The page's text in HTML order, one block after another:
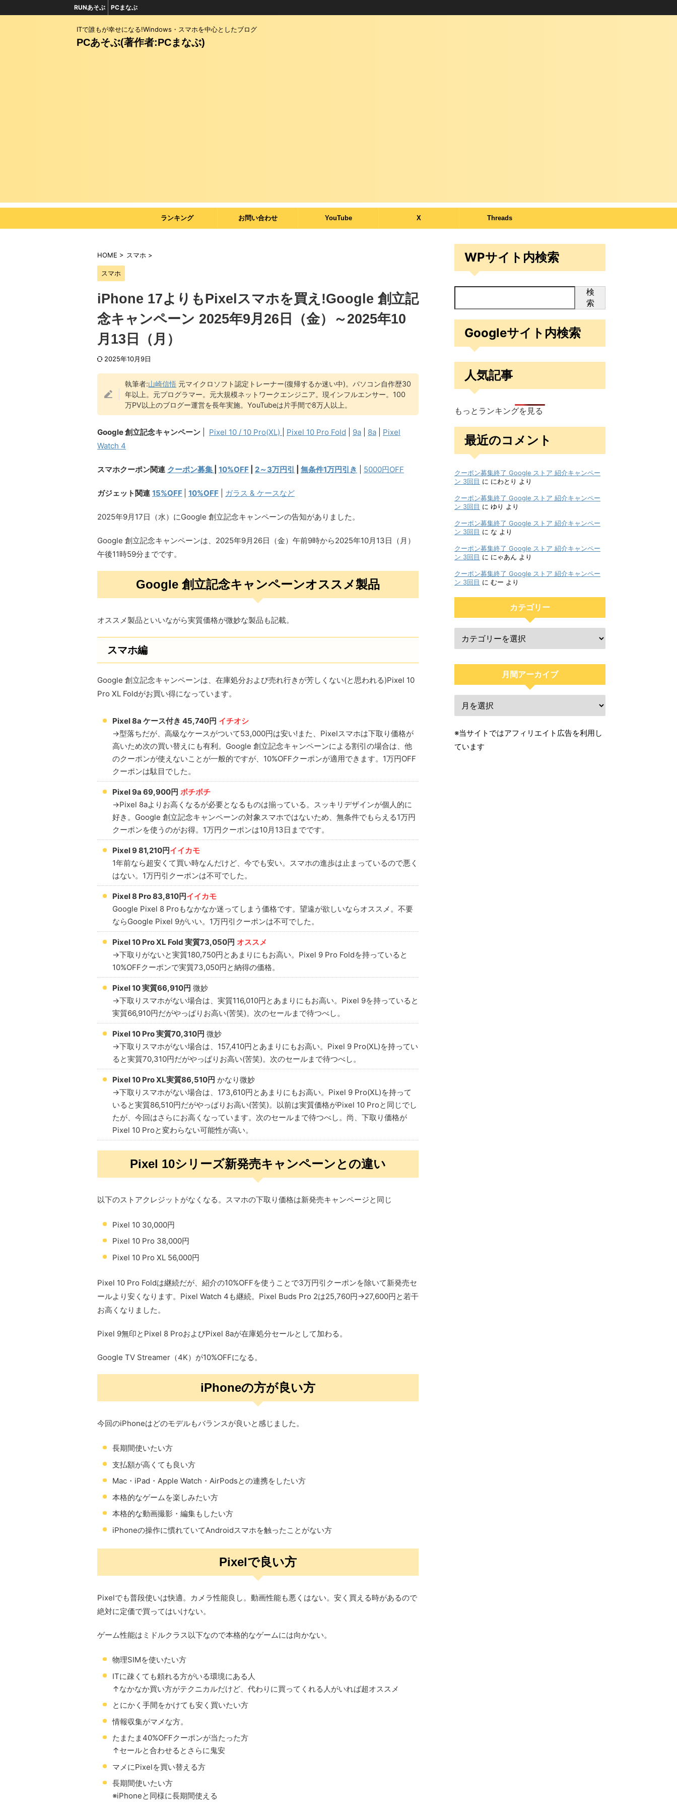
ITで誰もが幸せになる!Windows・スマホを中心としたブログ
PCあそぶ(著作者:PCまなぶ)
RUNあそぶ PCまなぶ
ランキング お問い合わせ YouTube X Threads
HOME > スマホ >
スマホ
iPhone 17よりもPixelスマホを買え!Google 創立記
念キャンペーン 2025年9月26日（金）～2025年10
月13日（月）
2025年10月9日
執筆者:山崎信悟 元マイクロソフト認定トレーナー(復帰するか迷い中)。パソコン自作歴30
年以上。元プログラマー。元大規模ネットワークエンジニア。現インフルエンサー。100
万PV以上のブログー運営を長年実施。YouTubeは片手間で8万人以上。
Google 創立記念キャンペーン Pixel 10 / 10 Pro(XL) Pixel 10 Pro Fold 9a 8a
Pixel
Watch 4
スマホクーポン関連 クーポン募集 10%OFF 2～3万円引 無条件1万円引き 5000円OFF
ガジェット関連 15%OFF 10%OFF ガラス & ケースなど
2025年9月17日（水）にGoogle 創立記念キャンペーンの告知がありました。
Google 創立記念キャンペーンは、2025年9月26日（金）午前9時から2025年10月13日（月）
午後11時59分までです。
Google 創立記念キャンペーンオススメ製品
オススメ製品といいながら実質価格が微妙な製品も記載。
スマホ編
Google 創立記念キャンペーンは、在庫処分および売れ行きが芳しくない(と思われる)Pixel 10
Pro XL Foldがお買い得になっています。
Pixel 8a ケース付き 45,740円 イチオシ
→型落ちだが、高級なケースがついて53,000円は安い!また、Pixelスマホは下取り価格が
高いため次の買い替えにも有利。Google 創立記念キャンペーンによる割引の場合は、他
のクーポンが使えないことが一般的ですが、10%OFFクーポンが適用できます。1万円OFF
クーポンは駄目でした。
Pixel 9a 69,900円 ボチボチ
→Pixel 8aよりお高くなるが必要となるものは揃っている。スッキリデザインが個人的に
好き。Google 創立記念キャンペーンの対象スマホではないため、無条件でもらえる1万円
クーポンを使うのがお得。1万円クーポンは10月13日までです。
Pixel 9 81,210円イイカモ
1年前なら超安くて買い時なんだけど、今でも安い。スマホの進歩は止まっているので悪く
はない。1万円引クーポンは不可でした。
Pixel 8 Pro 83,810円イイカモ
Google Pixel 8 Proもなかなか迷ってしまう価格です。望遠が欲しいならオススメ。不要
ならGoogle Pixel 9がいい。1万円引クーポンは不可でした。
Pixel 10 Pro XL Fold 実質73,050円 オススメ
→下取りがないと実質180,750円とあまりにもお高い。Pixel 9 Pro Foldを持っていると
10%OFFクーポンで実質73,050円と納得の価格。
Pixel 10 実質66,910円 微妙
→下取りスマホがない場合は、実質116,010円とあまりにもお高い。Pixel 9を持っていると
実質66,910円だがやっぱりお高い(苦笑)。次のセールまで待つべし。
Pixel 10 Pro 実質70,310円 微妙
→下取りスマホがない場合は、157,410円とあまりにもお高い。Pixel 9 Pro(XL)を持ってい
ると実質70,310円だがやっぱりお高い(苦笑)。次のセールまで待つべし。
Pixel 10 Pro XL実質86,510円 かなり微妙
→下取りスマホがない場合は、173,610円とあまりにもお高い。Pixel 9 Pro(XL)を持って
いると実質86,510円だがやっぱりお高い(苦笑)。以前は実質価格がPixel 10 Proと同じでし
たが、今回はさらにお高くなっています。次のセールまで待つべし。尚、下取り価格が
Pixel 10 Proと変わらない可能性が高い。
Pixel 10シリーズ新発売キャンペーンとの違い
以下のストアクレジットがなくなる。スマホの下取り価格は新発売キャンページと同じ
Pixel 10 30,000円
Pixel 10 Pro 38,000円
Pixel 10 Pro XL 56,000円
Pixel 10 Pro Foldは継続だが、紹介の10%OFFを使うことで3万円引クーポンを除いて新発売セ
ールより安くなります。Pixel Watch 4も継続。Pixel Buds Pro 2は25,760円→27,600円と若干
お高くなりました。
Pixel 9無印とPixel 8 ProおよびPixel 8aが在庫処分セールとして加わる。
Google TV Streamer​（4K）が10%OFFになる。
iPhoneの方が良い方
今回のiPhoneはどのモデルもバランスが良いと感じました。
長期間使いたい方
支払額が高くても良い方
Mac・iPad・Apple Watch・AirPodsとの連携をしたい方
本格的なゲームを楽しみたい方
本格的な動画撮影・編集もしたい方
iPhoneの操作に慣れていてAndroidスマホを触ったことがない方
Pixelで良い方
Pixelでも普段使いは快適。カメラ性能良し。動画性能も悪くはない。安く買える時があるので
絶対に定価で買ってはいけない。
ゲーム性能はミドルクラス以下なので本格的なゲームには向かない。
物理SIMを使いたい方
ITに疎くても頼れる方がいる環境にある人
↑なかなか買い方がテクニカルだけど、代わりに買ってくれる人がいれば超オススメ
とにかく手間をかけても安く買いたい方
情報収集がマメな方。
たまたま40%OFFクーポンが当たった方
↑セールと合わせるとさらに鬼安
マメにPixelを買い替える方
長期間使いたい方
※iPhoneと同様に長期間使える
WPサイト内検索
検
索
Googleサイト内検索
人気記事
もっとランキングを見る
最近のコメント
クーポン募集終了 Google ストア 紹介キャンペー
ン 3回目 に にわとり より
クーポン募集終了 Google ストア 紹介キャンペー
ン 3回目 に ゆり より
クーポン募集終了 Google ストア 紹介キャンペー
ン 3回目 に な より
クーポン募集終了 Google ストア 紹介キャンペー
ン 3回目 に にゃあん より
クーポン募集終了 Google ストア 紹介キャンペー
ン 3回目 に むー より
カテゴリー
月間アーカイブ
※当サイトではアフィリエイト広告を利用し
ています